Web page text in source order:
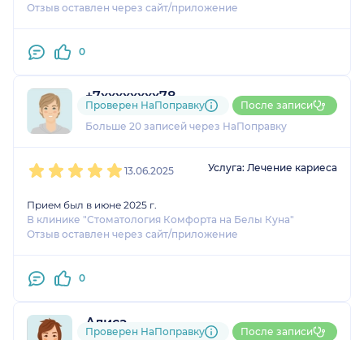
Отзыв оставлен через сайт/приложение
0
+7xxxxxxxx78
5 оценок
Больше 20 записей через НаПоправку
Проверен НаПоправку После записи
13.06.2025 Услуга: Лечение кариеса
Прием был в июне 2025 г.
В клинике "Стоматология Комфорта на Белы Куна"
Отзыв оставлен через сайт/приложение
0
Алиса
Проверен НаПоправку После записи